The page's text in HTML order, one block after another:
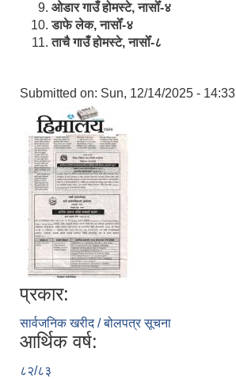
ओ‍‍‌डार गाउँ होमस्टे, नासोँ-४
डाफे लेक, नासोँ-४
ताचै गाउँ होमस्टे, नासोँ-८
Submitted on: Sun, 12/14/2025 - 14:33
प्रकार:
सार्वजनिक खरीद / बोलपत्र सूचना
आर्थिक वर्ष:
८२/८३